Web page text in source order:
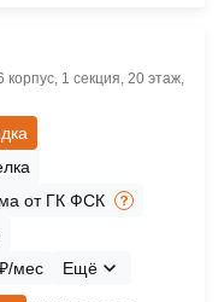
1 секция, 20 этаж,
от ГК ФСК
мес
Ещё